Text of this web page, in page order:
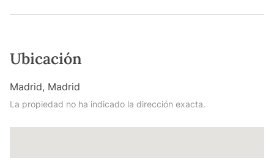
Ubicación
Madrid, Madrid
La propiedad no ha indicado la dirección exacta.